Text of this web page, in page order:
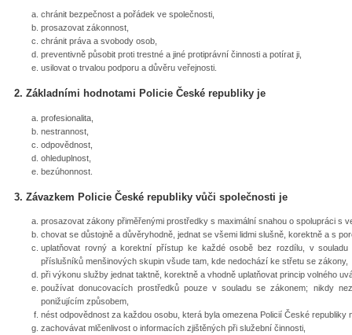
chránit bezpečnost a pořádek ve společnosti,
prosazovat zákonnost,
chránit práva a svobody osob,
preventivně působit proti trestné a jiné protiprávní činnosti a potírat ji,
usilovat o trvalou podporu a důvěru veřejnosti.
2. Základními hodnotami Policie České republiky je
profesionalita,
nestrannost,
odpovědnost,
ohleduplnost,
bezúhonnost.
3. Závazkem Policie České republiky vůči společnosti je
prosazovat zákony přiměřenými prostředky s maximální snahou o spolupráci s
chovat se důstojně a důvěryhodně, jednat se všemi lidmi slušně, korektně a s
uplatňovat rovný a korektní přístup ke každé osobě bez rozdílu, v
příslušníků menšinových skupin všude tam, kde nedochází ke střetu se zákony,
při výkonu služby jednat taktně, korektně a vhodně uplatňovat princip volného
používat donucovacích prostředků pouze v souladu se zákonem; nikdy
ponižujícím způsobem,
nést odpovědnost za každou osobu, která byla omezena Policií České republiky
zachovávat mlčenlivost o informacích zjištěných při služební činnosti,